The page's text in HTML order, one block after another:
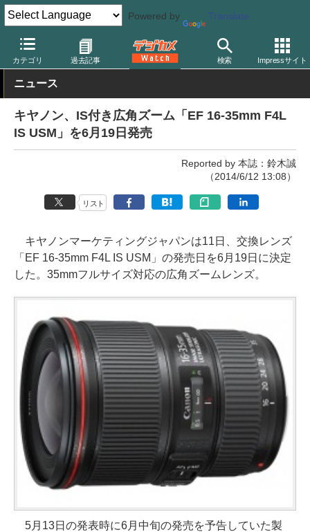
Powered by Translate
カテゴリ 過去記事 検索 Impressサイト
デジカメ Watch レンズ 交換レンズ キヤノン
ニュース
キヤノン、IS付き広角ズーム「EF 16-35mm F4L
IS USM」を6月19日発売
Reported by 本誌：鈴木誠
（2014/6/12 13:08）
リスト
キヤノンマーケティングジャパンは11日、交換レンズ
「EF 16-35mm F4L IS USM」の発売日を6月19日に決定
した。35mmフルサイズ対応の広角ズームレンズ。
5月13日の発表時に6月中旬の発売を予告していた製